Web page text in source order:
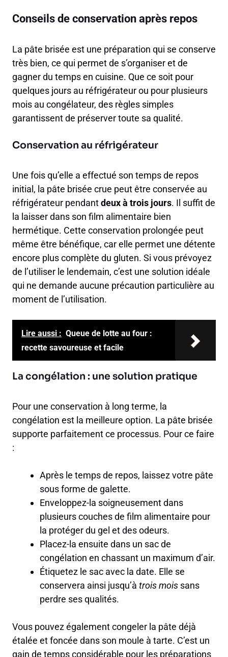
Conseils de conservation après repos
La pâte brisée est une préparation qui se conserve
très bien, ce qui permet de s’organiser et de
gagner du temps en cuisine. Que ce soit pour
quelques jours au réfrigérateur ou pour plusieurs
mois au congélateur, des règles simples
garantissent de préserver toute sa qualité.
Conservation au réfrigérateur
Une fois qu’elle a effectué son temps de repos
initial, la pâte brisée crue peut être conservée au
réfrigérateur pendantdeux à trois jours. Il suffit de
la laisser dans son film alimentaire bien
hermétique. Cette conservation prolongée peut
même être bénéfique, car elle permet une détente
encore plus complète du gluten. Si vous prévoyez
de l’utiliser le lendemain, c’est une solution idéale
qui ne demande aucune précaution particulière au
moment de l’utilisation.
Lire aussi : Queue de lotte au four :
recette savoureuse et facile
La congélation : une solution pratique
Pour une conservation à long terme, la
congélation est la meilleure option. La pâte brisée
supporte parfaitement ce processus. Pour ce faire
:
Après le temps de repos, laissez votre pâte
sous forme de galette.
Enveloppez-la soigneusement dans
plusieurs couches de film alimentaire pour
la protéger du gel et des odeurs.
Placez-la ensuite dans un sac de
congélation en chassant un maximum d’air.
Étiquetez le sac avec la date. Elle se
conservera ainsi jusqu’à trois mois sans
perdre ses qualités.
Vous pouvez également congeler la pâte déjà
étalée et foncée dans son moule à tarte. C’est un
gain de temps considérable pour les préparations